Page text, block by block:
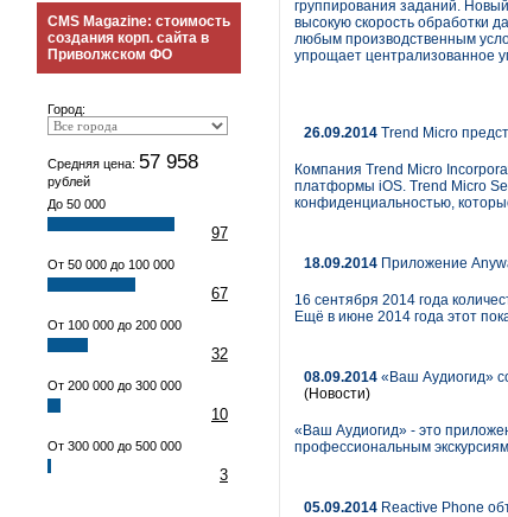
CMS Magazine: стоимость
создания корп. сайта в
Приволжском ФО
Город:
Средняя цена: 57 958
рублей
До 50 000
97
От 50 000 до 100 000
67
От 100 000 до 200 000
32
От 200 000 до 300 000
10
От 300 000 до 500 000
3
группирования заданий.
высокую скорость обработки
любым производственным
упрощает централизованное
26.09.2014 Trend Micro
Компания Trend Micro
платформы iOS. Trend Micro
конфиденциальностью,
18.09.2014 Приложение
16 сентября 2014 года
Ещё в июне 2014 года этот
08.09.2014 «Ваш Аудиогид»
(Новости)
«Ваш Аудиогид» - это
профессиональным
05.09.2014 Reactive Phone